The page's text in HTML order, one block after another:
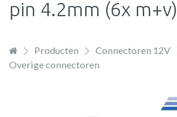
pin 4.2mm (6x m+v)
Producten
Connectoren 12V
Overige connectoren